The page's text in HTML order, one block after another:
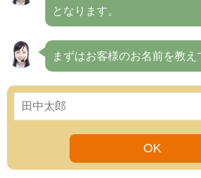
となります。
まずはお客様のお名前を教え
OK